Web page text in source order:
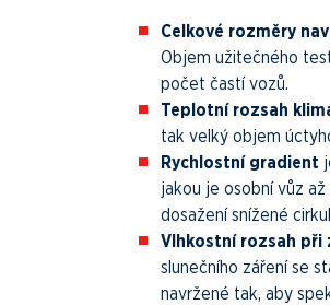
Celkové rozměry
Objem užitečného
počet častí vozů.
Teplotní rozsah
tak velký objem
Rychlostní gradient
jakou je osobní vůz
dosažení snížené
Vlhkostní rozsah při
slunečního záření se
navržené tak, aby